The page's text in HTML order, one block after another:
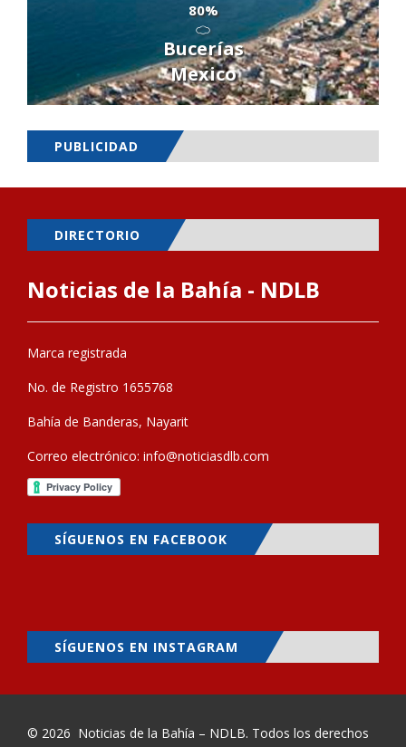
80%
Bucerías
Mexico
PUBLICIDAD
DIRECTORIO
Noticias de la Bahía - NDLB
Marca registrada
No. de Registro 1655768
Bahía de Banderas, Nayarit
Correo electrónico: info@noticiasdlb.com
SÍGUENOS EN FACEBOOK
SÍGUENOS EN INSTAGRAM
© 2026 Noticias de la Bahía – NDLB. Todos los derechos